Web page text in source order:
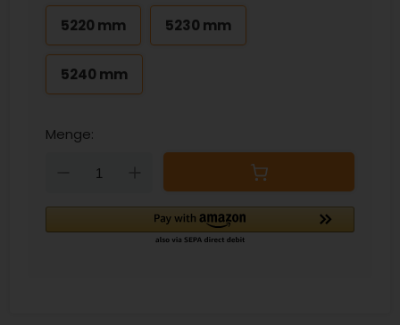
5220 mm 5230 mm
5240 mm
Menge:
Down